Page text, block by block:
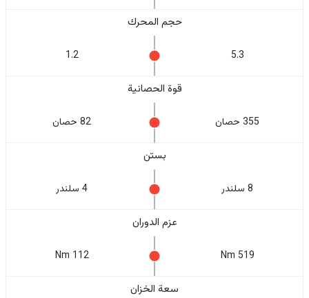
حجم المحرك
5.3
1.2
قوة الحصانية
355 حصان 82 حصان
بستن
8 سلندر 4 سلندر
عزم الدوران
519 Nm
112 Nm
سعة الخزان